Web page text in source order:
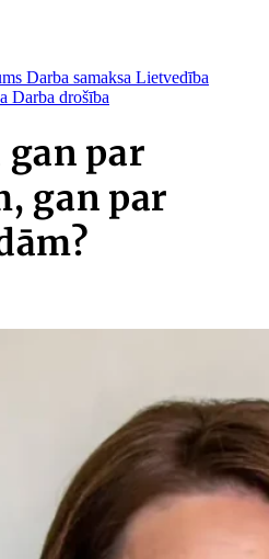
Darba samaksa Lietvedība
Darba drošība
gan par
gan par